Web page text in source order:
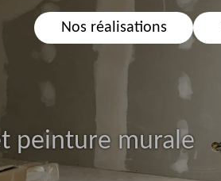
Nos réalisations
peinture murale